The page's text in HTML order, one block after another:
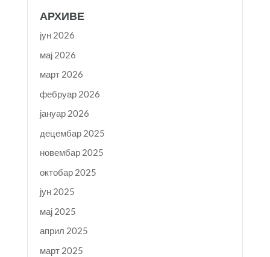
АРХИВЕ
јун 2026
мај 2026
март 2026
фебруар 2026
јануар 2026
децембар 2025
новембар 2025
октобар 2025
јун 2025
мај 2025
април 2025
март 2025